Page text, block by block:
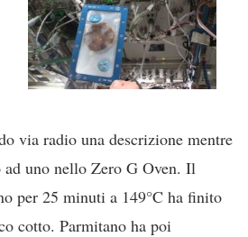
via radio una descrizione mentre
uno nello Zero G Oven. Il
per 25 minuti a 149°C ha finito
cotto. Parmitano ha poi